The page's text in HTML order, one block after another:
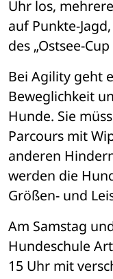
Uhr los,
auf Punkte-
des „Ostsee-
Bei Agility geht
Beweglichkeit
Hunde. Sie
Parcours mit
anderen
werden die
Größen- und
Am Samstag
Hundeschule
15 Uhr mit